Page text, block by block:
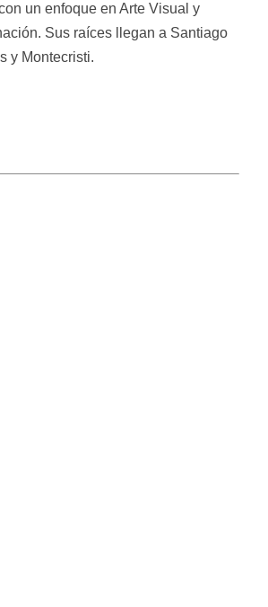
un enfoque en Arte Visual y
Sus raíces llegan a Santiago
y Montecristi.